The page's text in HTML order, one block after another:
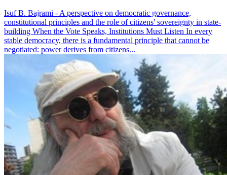
Isuf B. Bajrami - A perspective on democratic governance,
constitutional principles and the role of citizens' sovereignty in state-
building When the Vote Speaks, Institutions Must Listen In every
stable democracy, there is a fundamental principle that cannot be
negotiated: power derives from citizens...